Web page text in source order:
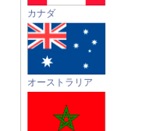
カナダ
オーストラリア